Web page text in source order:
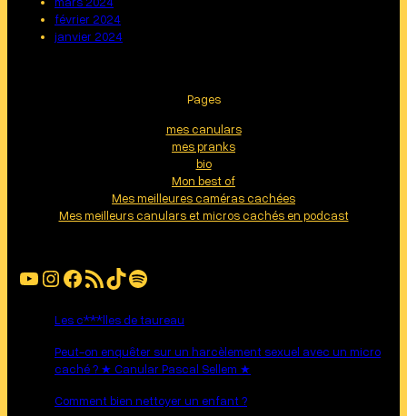
février 2024
janvier 2024
Pages
mes canulars
mes pranks
bio
Mon best of
Mes meilleures caméras cachées
Mes meilleurs canulars et micros cachés en podcast
YouTube Instagram Facebook Flux RSS TikTok Spotify
Les c***lles de taureau
Peut-on enquêter sur un harcèlement sexuel avec un micro
caché ? ★ Canular Pascal Sellem ★
Comment bien nettoyer un enfant ?